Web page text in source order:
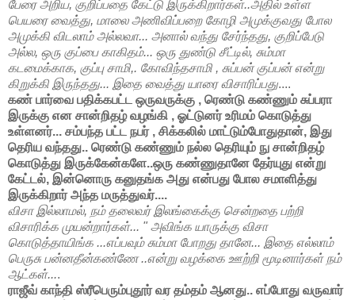
பேரை அறிய, குறிப்பதை கேட்டு இருக்கிறார்கள்..அதில் உள்ள
பெயரை வைத்து, மாலை அணிவிப்பறை கோழி அமுக்குவது போல
அமுக்கி விடலாம் அல்லவா... அனால் வந்து சேர்ந்தது, குறிப்பேடு
அல்ல, ஒரு குப்பை காகிதம்... ஒரு துண்டு சீட்டில், சும்மா
கடமைக்காக, குப்பு சாமி,. கோவிந்தசாமி , சுப்பன் குப்பன் என்று
கிறுக்கி இருந்தது... இதை வைத்து யாரை விசாரிப்பது....
கண் பார்வை பதிக்கபட்ட ஒருவருக்கு , ரெண்டு கண்ணும் சுப்பரா
இருக்கு என சான்றிதழ் வழங்கி , ஓட்டுனர் உரிமம் கொடுத்து
உள்ளனர்... சம்பந்த பட்ட நபர் , சிக்கலில் மாட்டும்போதுதான், இது
தெரிய வந்தது.. ரெண்டு கண்ணும் நல்ல தெரியும் நு சான்றிதழ்
கொடுத்து இருக்கேன்களே..ஒரு கண்ணுதானே தேர்யுது என்று
கேட்டல், இன்னொரு கனுதங்க அது என்பது போல சமாளித்து
இருக்கிறார் அந்த மருத்துவர்....
விசா இல்லாமல், நம் தலைவர் இலங்கைக்கு சென்றதை பற்றி
விசாரிக்க முயன்றார்கள்... " அவிங்க யாருக்கு விசா
கொடுத்தாயிங்க ...எப்பவும் சும்மா போறது தானே... இதை எல்லாம்
பெருசு பன்னதீன்கண்ணே ..என்று வழக்கை ஊற்றி மூடினார்கள் நம்
ஆட்கள்....
ராஜீவ் காந்தி ஸ்ரீபெரும்புதூர் வர தம்தம் ஆனது.. எப்போது வருவார்